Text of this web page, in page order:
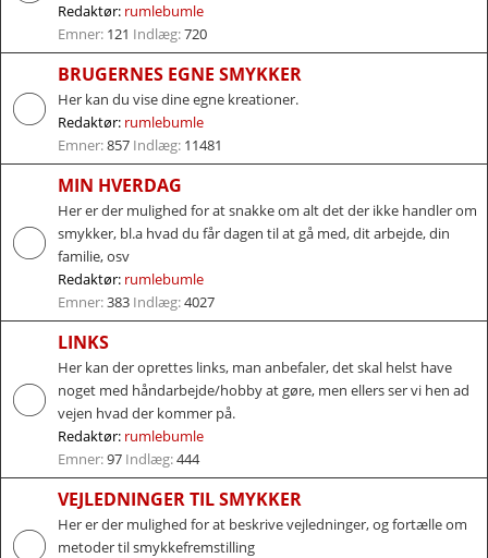
Redaktør: rumlebumle
Emner: 121 Indlæg:720
BRUGERNES EGNE SMYKKER
Her kan du vise dine egne kreationer.
Redaktør: rumlebumle
Emner:857 Indlæg: 11481
MIN HVERDAG
Her er der mulighed for at snakke om alt det der ikke handler om
smykker, bl.a hvad du får dagen til at gå med, dit arbejde, din
familie, osv
Redaktør: rumlebumle
Emner:383 Indlæg:4027
LINKS
Her kan der oprettes links, man anbefaler, det skal helst have
noget med håndarbejde/hobby at gøre, men ellers ser vi hen ad
vejen hvad der kommer på.
Redaktør: rumlebumle
Emner:97 Indlæg:444
VEJLEDNINGER TIL SMYKKER
Her er der mulighed for at beskrive vejledninger, og fortælle om
metoder til smykkefremstilling